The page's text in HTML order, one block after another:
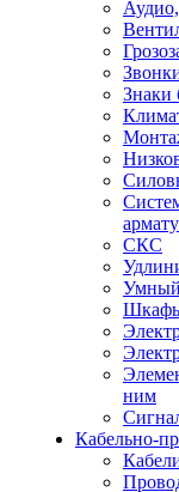
Знаки
СКС
ним
Кабельно-